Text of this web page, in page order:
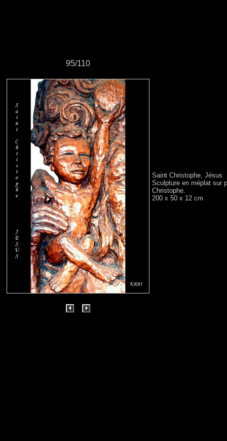
95/110
Saint Christophe, Jésus
Sculpture en méplat sur
Christophe.
200 x 50 x 12 cm